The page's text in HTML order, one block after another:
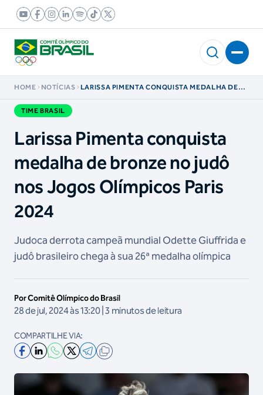
HOME NOTÍCIAS
LARISSA PIMENTA CONQUISTA MEDALHA DE
TIME BRASIL
Larissa Pimenta conquista
medalha de bronze no judô
nos Jogos Olímpicos Paris
2024
Judoca derrota campeã mundial Odette Giuffrida e
judô brasileiro chega à sua 26ª medalha olímpica
Por Comitê Olímpico do Brasil
28 de jul, 2024 às 13:20 | 3 minutos de leitura
COMPARTILHE VIA: